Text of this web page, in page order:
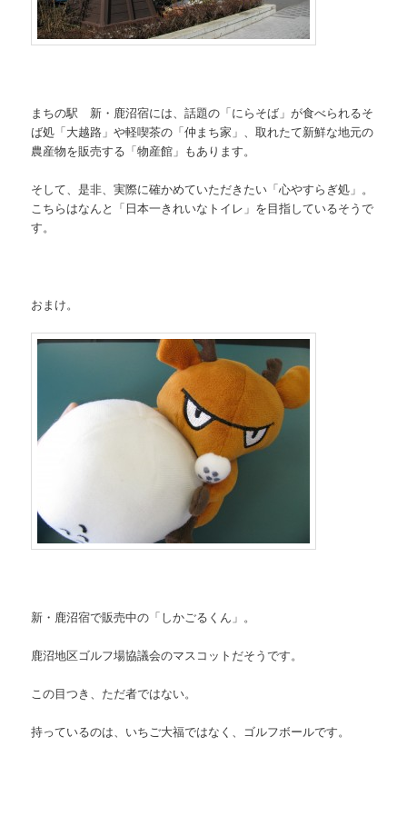
まちの駅 新・鹿沼宿には、話題の「にらそば」が食べられるそ
ば処「大越路」や軽喫茶の「仲まち家」、取れたて新鮮な地元の
農産物を販売する「物産館」もあります。
そして、是非、実際に確かめていただきたい「心やすらぎ処」。
こちらはなんと「日本一きれいなトイレ」を目指しているそうで
す。
おまけ。
新・鹿沼宿で販売中の「しかごるくん」。
鹿沼地区ゴルフ場協議会のマスコットだそうです。
この目つき、ただ者ではない。
持っているのは、いちご大福ではなく、ゴルフボールです。